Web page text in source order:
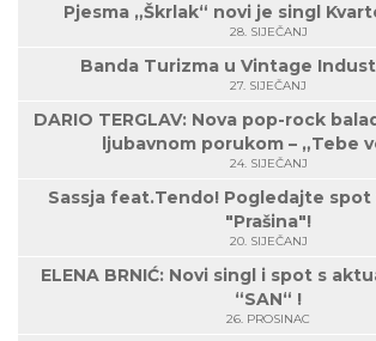
Pjesma „Škrlak“ novi je singl
28. SIJEČANJ
Banda Turizma u Vintage
27. SIJEČANJ
DARIO TERGLAV: Nova pop-rock
ljubavnom porukom – „Tebe
24. SIJEČANJ
Sassja feat.Tendo! Pogledajte spot
"Prašina"!
20. SIJEČANJ
ELENA BRNIĆ: Novi singl i spot s
“SAN“ !
26. PROSINAC